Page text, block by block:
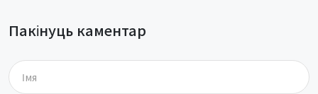
Пакінуць каментар